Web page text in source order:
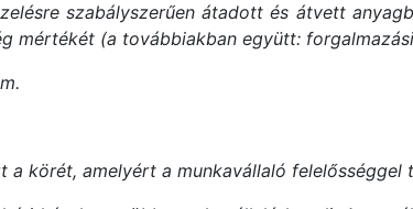
szabályszerűen átadott és átvett
mértékét (a továbbiakban együtt:
körét, amelyért a munkavállaló felelősséggel